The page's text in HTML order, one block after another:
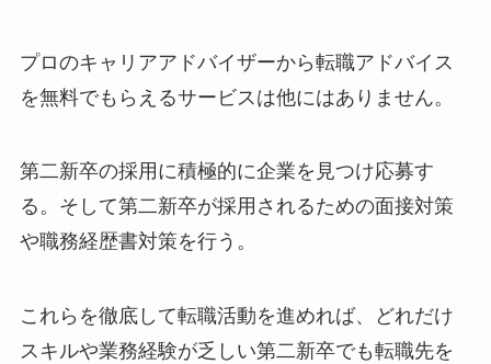
プロのキャリアアドバイザーから転職アドバイス
を無料でもらえるサービスは他にはありません。
第二新卒の採用に積極的に企業を見つけ応募す
る。そして第二新卒が採用されるための面接対策
や職務経歴書対策を行う。
これらを徹底して転職活動を進めれば、どれだけ
スキルや業務経験が乏しい第二新卒でも転職先を